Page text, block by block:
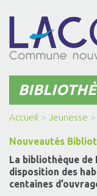
Accueil > Jeunesse >
Nouveautés
La bibliothèque
disposition des
centaines